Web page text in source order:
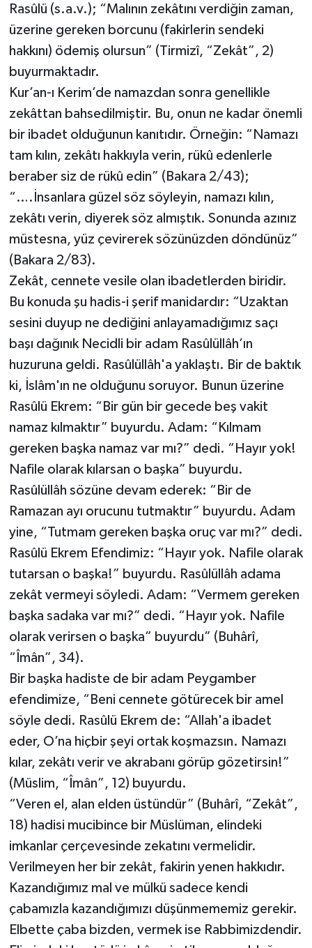
Rasûlü (s.a.v.); “Malının zekâtını verdiğin zaman,
üzerine gereken borcunu (fakirlerin sendeki
hakkını) ödemiş olursun” (Tirmizî, “Zekât”, 2)
buyurmaktadır.
Kur’an-ı Kerim’de namazdan sonra genellikle
zekâttan bahsedilmiştir. Bu, onun ne kadar önemli
bir ibadet olduğunun kanıtıdır. Örneğin: “Namazı
tam kılın, zekâtı hakkıyla verin, rükû edenlerle
beraber siz de rükû edin” (Bakara 2/43);
“….İnsanlara güzel söz söyleyin, namazı kılın,
zekâtı verin, diyerek söz almıştık. Sonunda azınız
müstesna, yüz çevirerek sözünüzden döndünüz”
(Bakara 2/83).
Zekât, cennete vesile olan ibadetlerden biridir.
Bu konuda şu hadis-i şerif manidardır: “Uzaktan
sesini duyup ne dediğini anlayamadığımız saçı
başı dağınık Necidli bir adam Rasûlüllâh’ın
huzuruna geldi. Rasûlüllâh'a yaklaştı. Bir de baktık
ki, İslâm'ın ne olduğunu soruyor. Bunun üzerine
Rasûlü Ekrem: “Bir gün bir gecede beş vakit
namaz kılmaktır” buyurdu. Adam: “Kılmam
gereken başka namaz var mı?” dedi. “Hayır yok!
Nafile olarak kılarsan o başka” buyurdu.
Rasûlüllâh sözüne devam ederek: “Bir de
Ramazan ayı orucunu tutmaktır” buyurdu. Adam
yine, “Tutmam gereken başka oruç var mı?” dedi.
Rasûlü Ekrem Efendimiz: “Hayır yok. Nafile olarak
tutarsan o başka!” buyurdu. Rasûlüllâh adama
zekât vermeyi söyledi. Adam: “Vermem gereken
başka sadaka var mı?” dedi. “Hayır yok. Nafile
olarak verirsen o başka” buyurdu” (Buhârî,
“Îmân”, 34).
Bir başka hadiste de bir adam Peygamber
efendimize, “Beni cennete götürecek bir amel
söyle dedi. Rasûlü Ekrem de: “Allah'a ibadet
eder, O’na hiçbir şeyi ortak koşmazsın. Namazı
kılar, zekâtı verir ve akrabanı görüp gözetirsin!”
(Müslim, “Îmân”, 12) buyurdu.
“Veren el, alan elden üstündür” (Buhârî, “Zekât”,
18) hadisi mucibince bir Müslüman, elindeki
imkanlar çerçevesinde zekatını vermelidir.
Verilmeyen her bir zekât, fakirin yenen hakkıdır.
Kazandığımız mal ve mülkü sadece kendi
çabamızla kazandığımızı düşünmememiz gerekir.
Elbette çaba bizden, vermek ise Rabbimizdendir.